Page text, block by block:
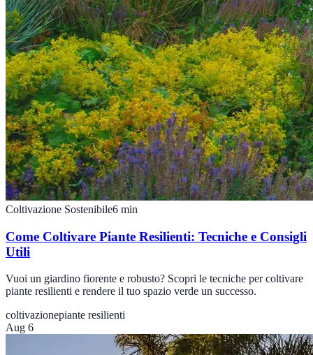
Coltivazione Sostenibile6 min
Come Coltivare Piante Resilienti: Tecniche e Consigli
Utili
Vuoi un giardino fiorente e robusto? Scopri le tecniche per coltivare
piante resilienti e rendere il tuo spazio verde un successo.
coltivazionepiante resilienti
Aug 6